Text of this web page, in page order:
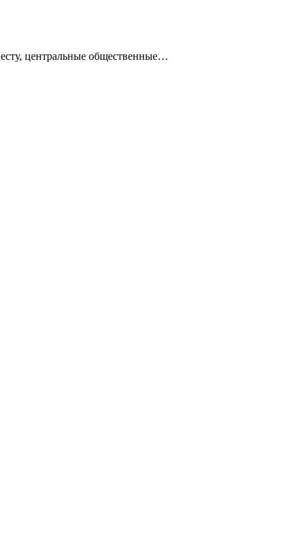
центральные общественные…